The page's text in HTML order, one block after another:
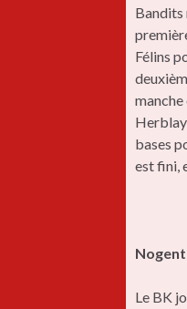
Bandits
Félins
bases
est fini,
Nogent
Le BK